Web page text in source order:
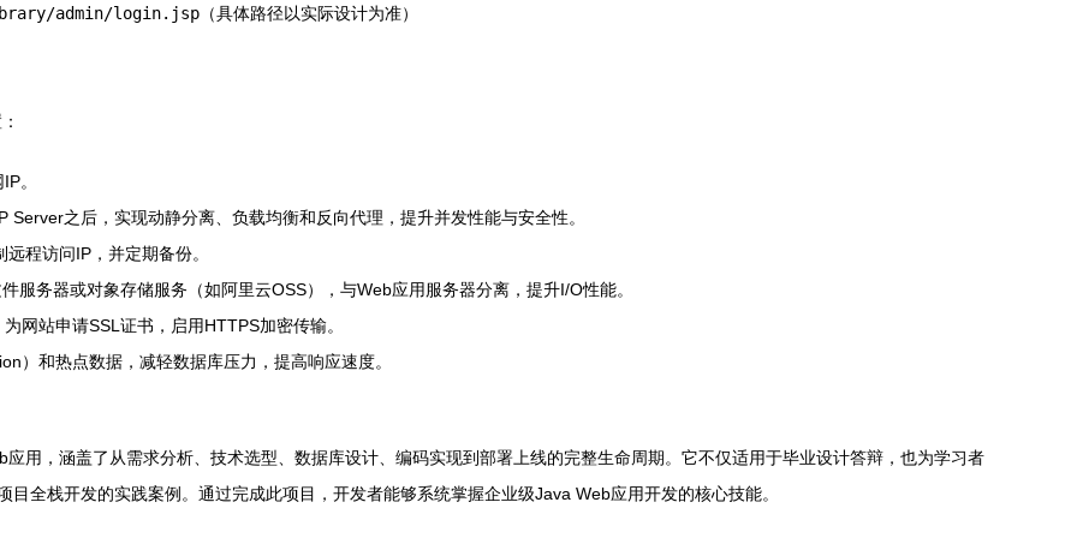
admin/login.jsp （具体路径以实际设计为准）
。
之后，实现动静分离、负载均衡和反向代理，提升并发性能与安全性。
程访问IP，并定期备份。
服务器或对象存储服务（如阿里云OSS），与Web应用服务器分离，提升I/O性能。
网站申请SSL证书，启用HTTPS加密传输。
）和热点数据，减轻数据库压力，提高响应速度。
用，涵盖了从需求分析、技术选型、数据库设计、编码实现到部署上线的完整生命周期。它不仅适用于毕业设计答辩，也为学习者
全栈开发的实践案例。通过完成此项目，开发者能够系统掌握企业级Java Web应用开发的核心技能。